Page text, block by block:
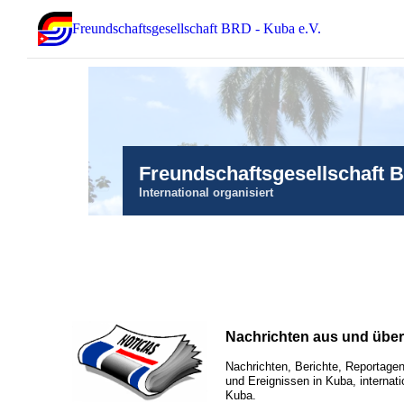
Freundschaftsgesellschaft BRD - Kuba e.V.
Freundschaftsgesellschaft
International organisiert
Nachrichten aus und
Nachrichten, Berichte,
und Ereignissen in Kuba,
Kuba.